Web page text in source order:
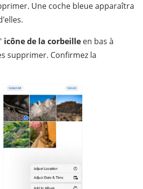
Une coche bleue apparaîtra
icône de la corbeille en bas à
supprimer. Confirmez la